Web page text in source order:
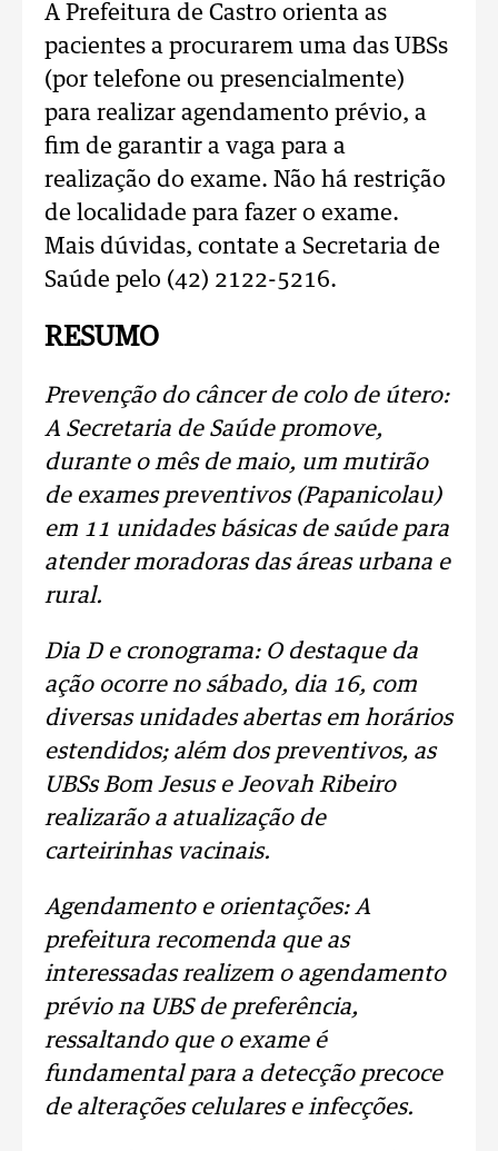
A Prefeitura de Castro orienta as
pacientes a procurarem uma das UBSs
(por telefone ou presencialmente)
para realizar agendamento prévio, a
fim de garantir a vaga para a
realização do exame. Não há restrição
de localidade para fazer o exame.
Mais dúvidas, contate a Secretaria de
Saúde pelo (42) 2122-5216.
RESUMO
Prevenção do câncer de colo de útero:
A Secretaria de Saúde promove,
durante o mês de maio, um mutirão
de exames preventivos (Papanicolau)
em 11 unidades básicas de saúde para
atender moradoras das áreas urbana e
rural.
Dia D e cronograma: O destaque da
ação ocorre no sábado, dia 16, com
diversas unidades abertas em horários
estendidos; além dos preventivos, as
UBSs Bom Jesus e Jeovah Ribeiro
realizarão a atualização de
carteirinhas vacinais.
Agendamento e orientações: A
prefeitura recomenda que as
interessadas realizem o agendamento
prévio na UBS de preferência,
ressaltando que o exame é
fundamental para a detecção precoce
de alterações celulares e infecções.